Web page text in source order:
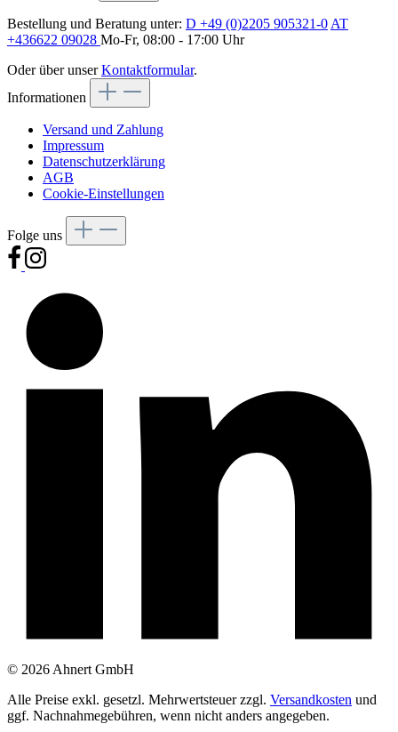
Bestellung und Beratung unter: D +49 (0)2205 905321-0 AT
+436622 09028 Mo-Fr, 08:00 - 17:00 Uhr
Oder über unserKontaktformular.
Informationen
Versand und Zahlung
Impressum
Datenschutzerklärung
AGB
Cookie-Einstellungen
Folge uns
© 2026 Ahnert GmbH
Alle Preise exkl. gesetzl. Mehrwertsteuer zzgl. Versandkosten und
ggf. Nachnahmegebühren, wenn nicht anders angegeben.